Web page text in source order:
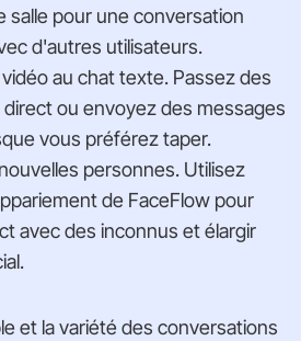
salle pour une conversation
d'autres utilisateurs.
au chat texte. Passez des
ou envoyez des messages
vous préférez taper.
personnes. Utilisez
de FaceFlow pour
avec des inconnus et élargir
et la variété des conversations